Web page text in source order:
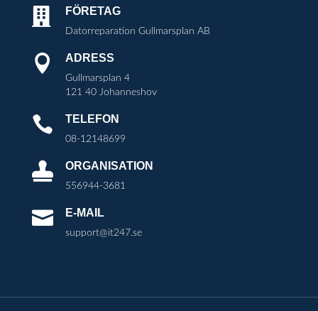
 FÖRETAG
Datorreparation Gullmarsplan AB
 ADRESS
Gullmarsplan 4
121 40 Johanneshov
 TELEFON
08-12148699
 ORGANISATION
556944-3681
 E-MAIL
support@it247.se